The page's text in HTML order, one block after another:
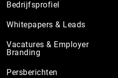
Bedrijfsprofiel
Whitepapers & Leads
Vacatures & Employer
Branding
Persberichten